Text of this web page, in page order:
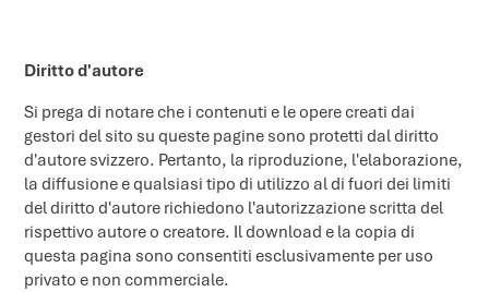
Diritto d'autore
Si prega di notare che i contenuti e le opere creati dai
gestori del sito su queste pagine sono protetti dal diritto
d'autore svizzero. Pertanto, la riproduzione, l'elaborazione,
la diffusione e qualsiasi tipo di utilizzo al di fuori dei limiti
del diritto d'autore richiedono l'autorizzazione scritta del
rispettivo autore o creatore. Il download e la copia di
questa pagina sono consentiti esclusivamente per uso
privato e non commerciale.